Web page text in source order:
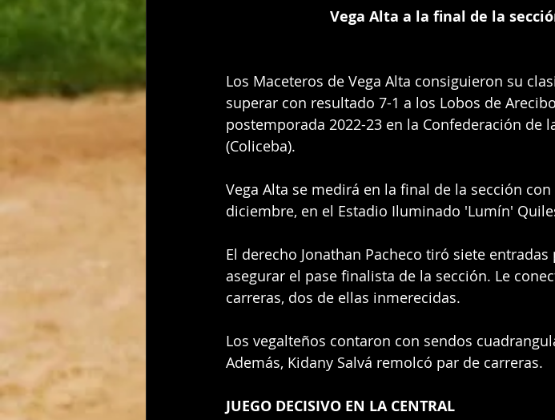
Vega Alta a la final de la
Los Maceteros de Vega Alta consiguieron su
superar con resultado 7-1 a los Lobos de
postemporada 2022-23 en la Confederación de
(Coliceba).
Vega Alta se medirá en la final de la sección
diciembre, en el Estadio Iluminado 'Lumín'
El derecho Jonathan Pacheco tiró siete
asegurar el pase finalista de la sección. Le
carreras, dos de ellas inmerecidas.
Los vegalteños contaron con sendos
Además, Kidany Salvá remolcó par de carreras.
JUEGO DECISIVO EN LA CENTRAL